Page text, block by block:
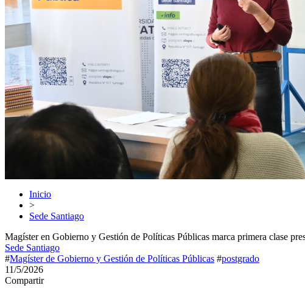
Inicio
>
Sede Santiago
Magíster en Gobierno y Gestión de Políticas Públicas marca primera clase
Sede Santiago
#Magíster de Gobierno y Gestión de Políticas Públicas #postgrado
11/5/2026
Compartir